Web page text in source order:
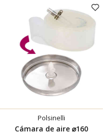
Polsinelli
Cámara de aire ⌀160